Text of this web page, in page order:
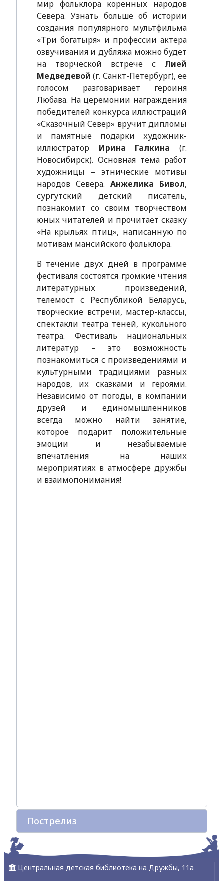
мир фольклора коренных народов
Севера. Узнать больше об истории
создания популярного мультфильма
«Три богатыря» и профессии актера
озвучивания и дубляжа можно будет
на творческой встрече сЛией
Медведевой (г. Санкт-Петербург), ее
голосом разговаривает героиня
Любава. На церемонии награждения
победителей конкурса иллюстраций
«Сказочный Север» вручит дипломы
и памятные подарки художник-
иллюстраторИрина Галкина (г.
Новосибирск). Основная тема работ
художницы – этнические мотивы
народов Севера.Анжелика Бивол,
сургутский детский писатель,
познакомит со своим творчеством
юных читателей и прочитает сказку
«На крыльях птиц», написанную по
мотивам мансийского фольклора.
В течение двух дней в программе
фестиваля состоятся громкие чтения
литературных произведений,
телемост с Республикой Беларусь,
творческие встречи, мастер-классы,
спектакли театра теней, кукольного
театра. Фестиваль национальных
литератур – это возможность
познакомиться с произведениями и
культурными традициями разных
народов, их сказками и героями.
Независимо от погоды, в компании
друзей и единомышленников
всегда можно найти занятие,
которое подарит положительные
эмоции и незабываемые
впечатления на наших
мероприятиях в атмосфере дружбы
и взаимопонимания!
Пострелиз
Центральная детская библиотека на Дружбы, 11а